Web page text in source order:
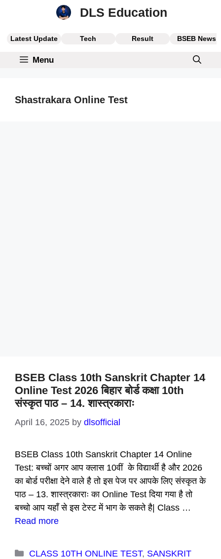
DLS Education
Latest Update Tech Result BSEB News
Menu
Shastrakara Online Test
BSEB Class 10th Sanskrit Chapter 14
Online Test 2026 बिहार बोर्ड कक्षा 10th
संस्कृत पाठ – 14. शास्त्रकाराः
April 16, 2025 by dlsofficial
BSEB Class 10th Sanskrit Chapter 14 Online
Test: बच्चों अगर आप क्लास 10वीं के विद्यार्थी है और 2026
का बोर्ड परीक्षा देने वाले है तो इस पेज पर आपके लिए संस्कृत के
पाठ – 13. शास्त्रकाराः का Online Test दिया गया है तो
बच्चो आप यहाँ से इस टेस्ट में भाग के सकते है| Class …
Read more
Categories
CLASS 10TH ONLINE TEST, SANSKRIT